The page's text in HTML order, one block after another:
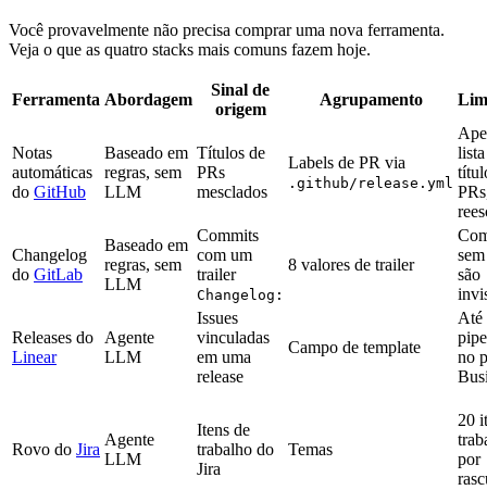
Você provavelmente não precisa comprar uma nova ferramenta.
Veja o que as quatro stacks mais comuns fazem hoje.
Ferramenta Abordagem
Sinal de
origem
Agrupamento
Notas
automáticas
do GitHub
Baseado em
regras, sem
LLM
Títulos de
PRs
mesclados
Labels de PR via
.github/release.yml
Changelog
do GitLab
Baseado em
regras, sem
LLM
Commits
com um
trailer
Changelog:
8 valores de trailer
são
Releases do
Linear
Agente
LLM
Issues
vinculadas
em uma
release
Campo de template
Até
no
Rovo do Jira
Agente
LLM
Itens de
trabalho do
Jira
Temas
20
por